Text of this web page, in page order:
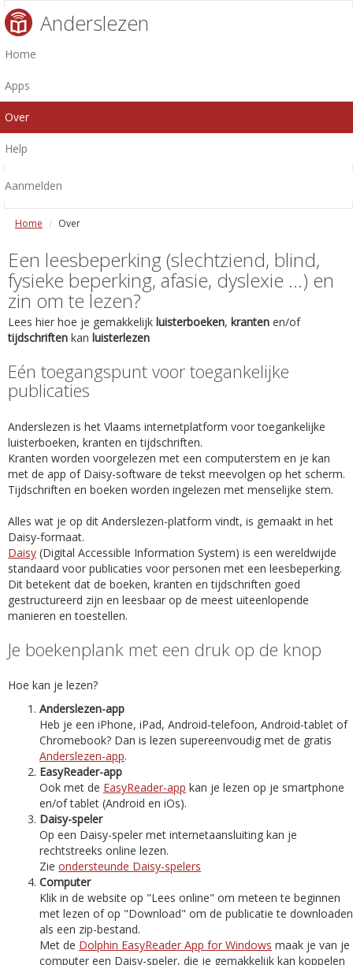
Anderslezen
Home
Apps
Over
Help
Aanmelden
Home Over
Een leesbeperking (slechtziend, blind,
fysieke beperking, afasie, dyslexie ...) en
zin om te lezen?
Lees hier hoe je gemakkelijk luisterboeken, kranten en/of
tijdschriften kan luisterlezen
Eén toegangspunt voor toegankelijke
publicaties
Anderslezen is het Vlaams internetplatform voor toegankelijke
luisterboeken, kranten en tijdschriften.
Kranten worden voorgelezen met een computerstem en je kan
met de app of Daisy-software de tekst meevolgen op het scherm.
Tijdschriften en boeken worden ingelezen met menselijke stem.
Alles wat je op dit Anderslezen-platform vindt, is gemaakt in het
Daisy-formaat.
Daisy (Digital Accessible Information System) is een wereldwijde
standaard voor publicaties voor personen met een leesbeperking.
Dit betekent dat de boeken, kranten en tijdschriften goed
gestructureerd zijn en leesbaar op de meest uiteenlopende
manieren en toestellen.
Je boekenplank met een druk op de knop
Hoe kan je lezen?
Anderslezen-app
Heb je een iPhone, iPad, Android-telefoon, Android-tablet of
Chromebook? Dan is lezen supereenvoudig met de gratis
Anderslezen-app.
EasyReader-app
Ook met de EasyReader-app kan je lezen op je smartphone
en/of tablet (Android en iOs).
Daisy-speler
Op een Daisy-speler met internetaansluiting kan je
rechtstreeks online lezen.
Zie ondersteunde Daisy-spelers
Computer
Klik in de website op "Lees online" om meteen te beginnen
met lezen of op "Download" om de publicatie te downloaden
als een zip-bestand.
Met de Dolphin EasyReader App for Windows maak je van je
computer een Daisy-speler, die je gemakkelijk kan koppelen